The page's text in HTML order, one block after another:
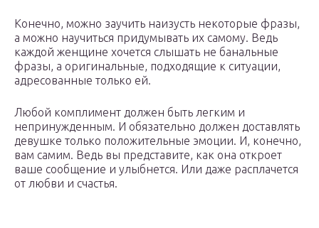
Конечно, можно заучить наизусть некоторые фразы,
а можно научиться придумывать их самому. Ведь
каждой женщине хочется слышать не банальные
фразы, а оригинальные, подходящие к ситуации,
адресованные только ей.
Любой комплимент должен быть легким и
непринужденным. И обязательно должен доставлять
девушке только положительные эмоции. И, конечно,
вам самим. Ведь вы представите, как она откроет
ваше сообщение и улыбнется. Или даже расплачется
от любви и счастья.